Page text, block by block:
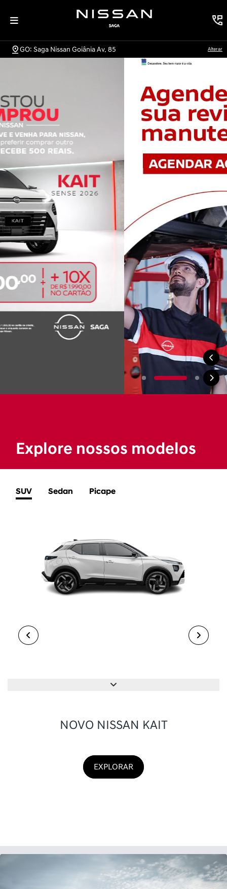
GO: Saga Nissan Goiânia Av. 85 Alterar
Explore nossos modelos
SUV Sedan Picape
NOVO NISSAN KAIT
EXPLORAR